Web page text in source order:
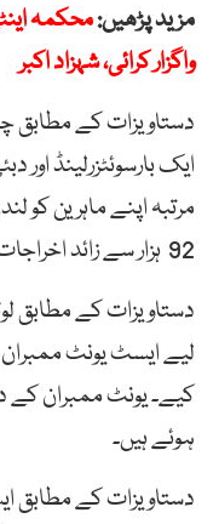
مزید پڑھیں:
واگزار کرائی، شہزاد اکبر
92 ہزار سے زائد اخراجات آئے ہیں۔
دستاویزات کے مطابق
لیے ایسٹ یونٹ
ہوئے ہیں۔
دستاویزات کے مطابق